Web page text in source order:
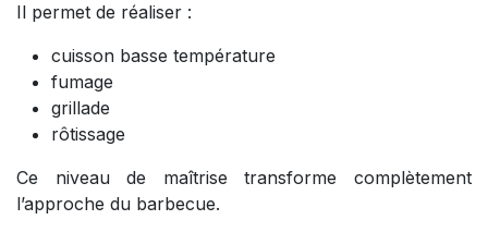
Il permet de réaliser :
cuisson basse température
fumage
grillade
rôtissage
Ce niveau de maîtrise transforme complètement
l’approche du barbecue.